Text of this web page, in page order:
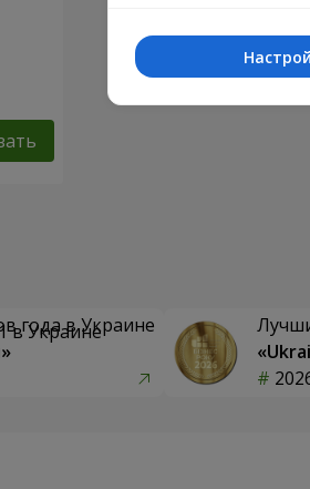
года в Украине